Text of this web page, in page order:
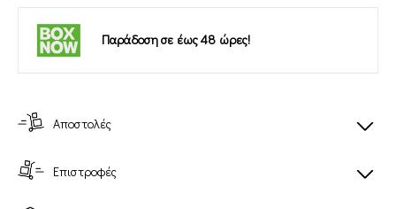
Παράδοση σε έως 48 ώρες!
Αποστολές
Επιστροφές